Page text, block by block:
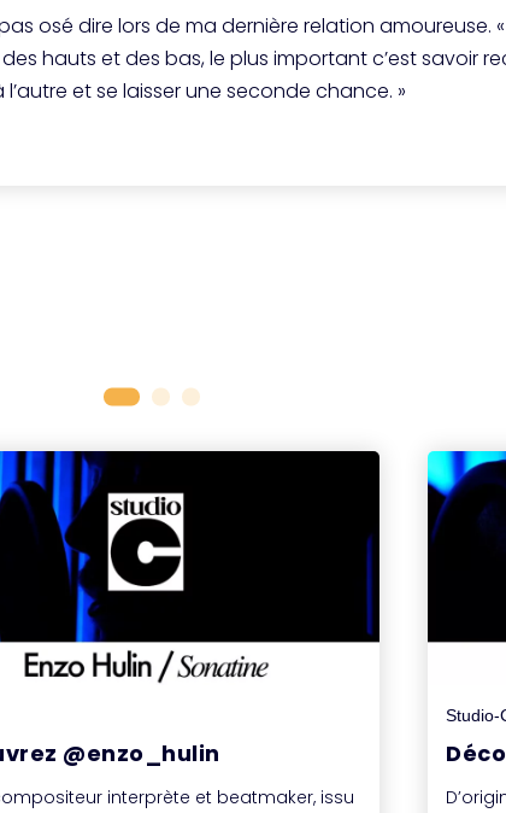
osé dire lors de ma dernière relation amoureuse. «
hauts et des bas, le plus important c’est savoir
et se laisser une seconde chance. »
@enzo_hulin
interprète et beatmaker, issu
Studio-